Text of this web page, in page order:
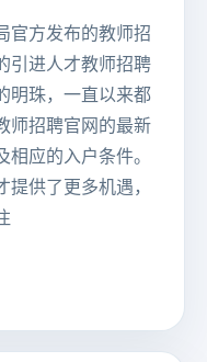
官方发布的教师招
引进人才教师招聘
明珠，一直以来都
师招聘官网的最新
应的入户条件。
供了更多机遇，